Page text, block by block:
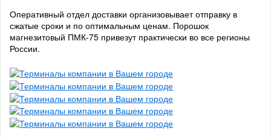
Оперативный отдел доставки организовывает отправку в
сжатые сроки и по оптимальным ценам. Порошок
магнезитовый ПМК-75 привезут практически во все регионы
России.